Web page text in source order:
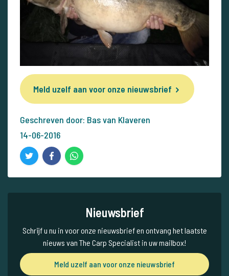
Meld uzelf aan voor onze nieuwsbrief
Geschreven door: Bas van Klaveren
14-06-2016
Nieuwsbrief
Schrijf u nu in voor onze nieuwsbrief en ontvang het laatste
nieuws van The Carp Specialist in uw mailbox!
Meld uzelf aan voor onze nieuwsbrief